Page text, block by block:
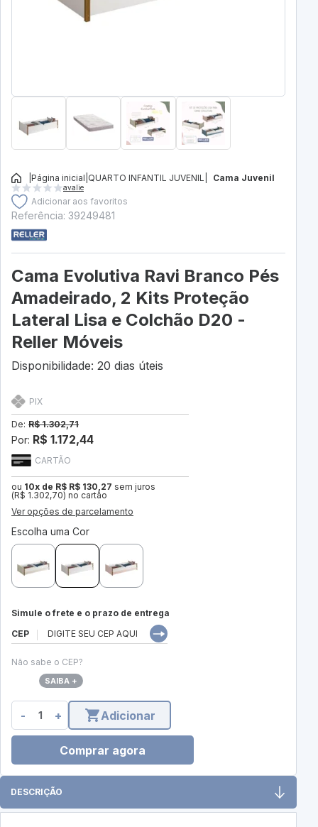
Página inicial QUARTO INFANTIL JUVENIL Cama Juvenil
avalie
Adicionar aos favoritos
Referência: 39249481
Cama Evolutiva Ravi Branco Pés
Amadeirado, 2 Kits Proteção
Lateral Lisa e Colchão D20 -
Reller Móveis
Disponibilidade: 20 dias úteis
CARTÃO
ou 10x de R$ R$ 130,27 sem juros
(R$ 1.302,70) no cartão
Ver opções de parcelamento
PIX
De: R$ 1.302,71
Por: R$ 1.172,44
Escolha uma Cor
Simule o frete e o prazo de entrega
CEP
Não sabe o CEP?
SAIBA +
- + Adicionar
Comprar agora
DESCRIÇÃO